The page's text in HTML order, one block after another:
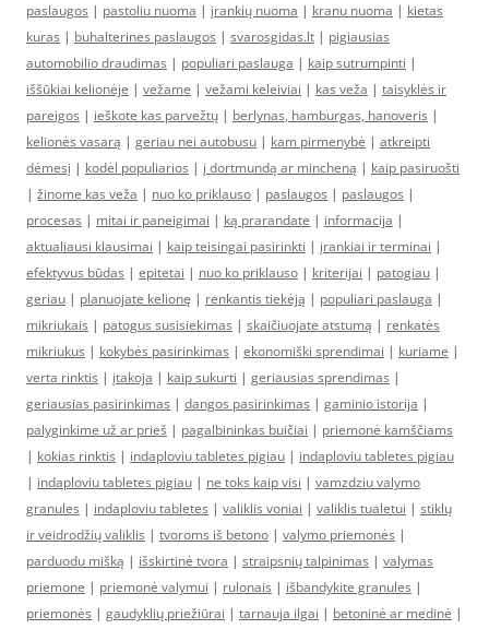
paslaugos | pastoliu nuoma | įrankių nuoma | kranu nuoma | kietas
kuras | buhalterines paslaugos | svarosgidas.lt | pigiausias
automobilio draudimas | populiari paslauga | kaip sutrumpinti |
iššūkiai kelionėje | vežame | vežami keleiviai | kas veža | taisyklės ir
pareigos | ieškote kas parvežtų | berlynas, hamburgas, hanoveris |
kelionės vasarą | geriau nei autobusu | kam pirmenybė | atkreipti
dėmesį | kodėl populiarios | į dortmundą ar mincheną | kaip pasiruošti
| žinome kas veža | nuo ko priklauso | paslaugos | paslaugos |
procesas | mitai ir paneigimai | ką prarandate | informacija |
aktualiausi klausimai | kaip teisingai pasirinkti | įrankiai ir terminai |
efektyvus būdas | epitetai | nuo ko priklauso | kriterijai | patogiau |
geriau | planuojate kelionę | renkantis tiekėją | populiari paslauga |
mikriukais | patogus susisiekimas | skaičiuojate atstumą | renkatės
mikriukus | kokybės pasirinkimas | ekonomiški sprendimai | kuriame |
verta rinktis | įtakoja | kaip sukurti | geriausias sprendimas |
geriausias pasirinkimas | dangos pasirinkimas | gaminio istorija |
palyginkime už ar prieš | pagalbininkas buičiai | priemonė kamščiams
| kokias rinktis | indaploviu tabletes pigiau | indaploviu tabletes pigiau
| indaploviu tabletes pigiau | ne toks kaip visi | vamzdziu valymo
granules | indaploviu tabletes | valiklis voniai | valiklis tualetui | stiklų
ir veidrodžių valiklis | tvoroms iš betono | valymo priemonės |
parduodu mišką | išskirtinė tvora | straipsnių talpinimas | valymas
priemone | priemonė valymui | rulonais | išbandykite granules |
priemonės | gaudyklių priežiūrai | tarnauja ilgai | betoninė ar medinė |